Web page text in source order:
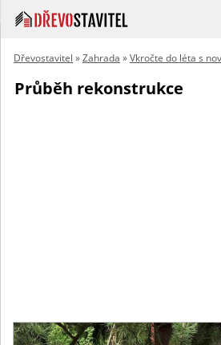
Dřevostavitel »Zahrada »Vkročte do léta s
Průběh rekonstrukce